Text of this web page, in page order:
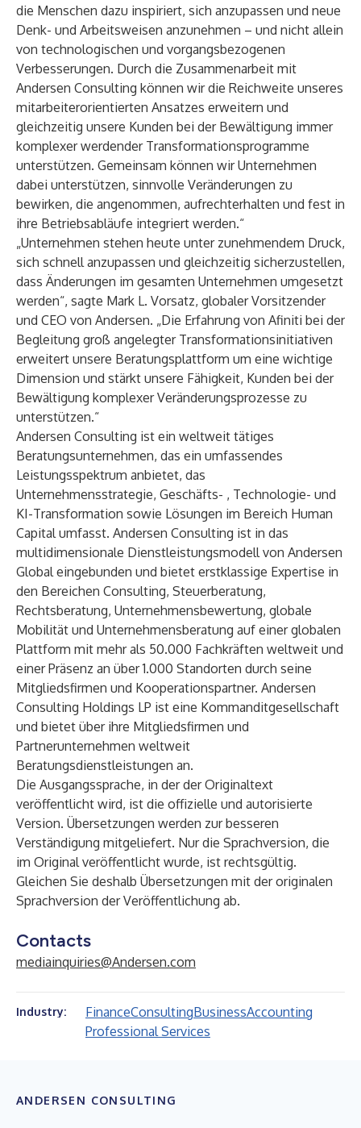
die Menschen dazu inspiriert, sich anzupassen und neue
Denk- und Arbeitsweisen anzunehmen – und nicht allein
von technologischen und vorgangsbezogenen
Verbesserungen. Durch die Zusammenarbeit mit
Andersen Consulting können wir die Reichweite unseres
mitarbeiterorientierten Ansatzes erweitern und
gleichzeitig unsere Kunden bei der Bewältigung immer
komplexer werdender Transformationsprogramme
unterstützen. Gemeinsam können wir Unternehmen
dabei unterstützen, sinnvolle Veränderungen zu
bewirken, die angenommen, aufrechterhalten und fest in
ihre Betriebsabläufe integriert werden.“
„Unternehmen stehen heute unter zunehmendem Druck,
sich schnell anzupassen und gleichzeitig sicherzustellen,
dass Änderungen im gesamten Unternehmen umgesetzt
werden“, sagte Mark L. Vorsatz, globaler Vorsitzender
und CEO von Andersen. „Die Erfahrung von Afiniti bei der
Begleitung groß angelegter Transformationsinitiativen
erweitert unsere Beratungsplattform um eine wichtige
Dimension und stärkt unsere Fähigkeit, Kunden bei der
Bewältigung komplexer Veränderungsprozesse zu
unterstützen.“
Andersen Consulting ist ein weltweit tätiges
Beratungsunternehmen, das ein umfassendes
Leistungsspektrum anbietet, das
Unternehmensstrategie, Geschäfts- , Technologie- und
KI-Transformation sowie Lösungen im Bereich Human
Capital umfasst. Andersen Consulting ist in das
multidimensionale Dienstleistungsmodell von Andersen
Globaleingebunden und bietet erstklassige Expertise in
den Bereichen Consulting, Steuerberatung,
Rechtsberatung, Unternehmensbewertung, globale
Mobilität und Unternehmensberatung auf einer globalen
Plattform mit mehr als 50.000 Fachkräften weltweit und
einer Präsenz an über 1.000 Standorten durch seine
Mitgliedsfirmen und Kooperationspartner. Andersen
Consulting Holdings LP ist eine Kommanditgesellschaft
und bietet über ihre Mitgliedsfirmen und
Partnerunternehmen weltweit
Beratungsdienstleistungen an.
Die Ausgangssprache, in der der Originaltext
veröffentlicht wird, ist die offizielle und autorisierte
Version. Übersetzungen werden zur besseren
Verständigung mitgeliefert. Nur die Sprachversion, die
im Original veröffentlicht wurde, ist rechtsgültig.
Gleichen Sie deshalb Übersetzungen mit der originalen
Sprachversion der Veröffentlichung ab.
Contacts
mediainquiries@Andersen.com
Industry: FinanceConsultingBusinessAccounting
Professional Services
ANDERSEN CONSULTING